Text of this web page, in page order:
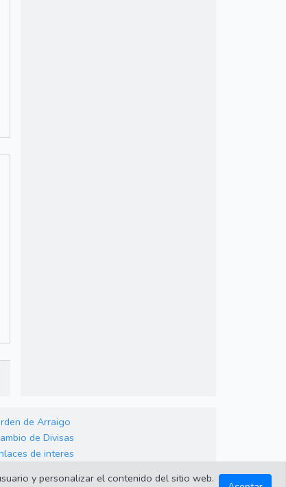
de Arraigo
de Divisas
de interes
y personalizar el contenido del sitio web.